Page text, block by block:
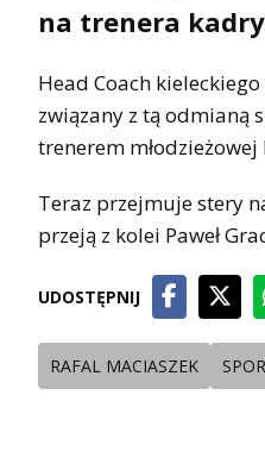
na trenera
Head Coach
związany z tą odmianą
trenerem
Teraz przejmuje stery
przeją z kolei Paweł
UDOSTĘPNIJ
RAFAL MACIASZEK